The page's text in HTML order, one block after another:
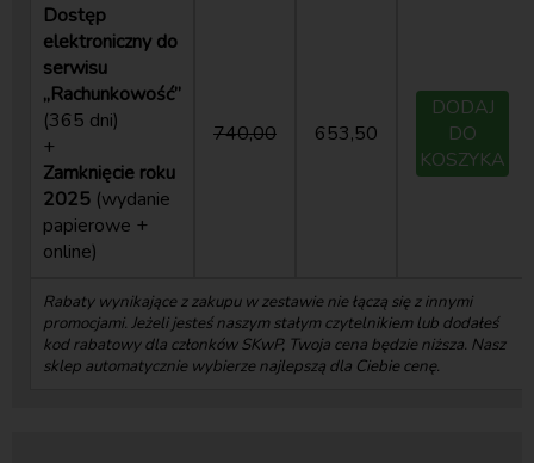
Dostęp
elektroniczny do
serwisu
„Rachunkowość”
(365 dni)
+
Zamknięcie roku
2025 (wydanie
papierowe +
online)
740,00 653,50
DODAJ
DO
KOSZYKA
Rabaty wynikające z zakupu w zestawie nie łączą się z innymi
promocjami. Jeżeli jesteś naszym stałym czytelnikiem lub dodałeś
kod rabatowy dla członków SKwP, Twoja cena będzie niższa. Nasz
sklep automatycznie wybierze najlepszą dla Ciebie cenę.